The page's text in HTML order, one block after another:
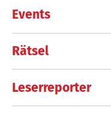
Events
Rätsel
Leserreporter